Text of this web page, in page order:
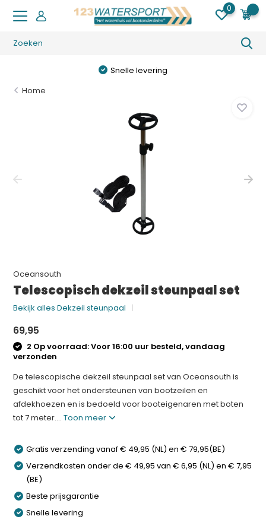
0
Snelle levering
Home
Oceansouth
Telescopisch dekzeil steunpaal set
Bekijk alles Dekzeil steunpaal
69,95
2 Op voorraad: Voor 16:00 uur besteld, vandaag
verzonden
De telescopische dekzeil steunpaal set van Oceansouth is
geschikt voor het ondersteunen van bootzeilen en
afdekhoezen en is bedoeld voor booteigenaren met boten
tot 7 meter....Toon meer
Gratis verzending vanaf € 49,95 (NL) en € 79,95(BE)
Verzendkosten onder de € 49,95 van € 6,95 (NL) en € 7,95
(BE)
Beste prijsgarantie
Snelle levering